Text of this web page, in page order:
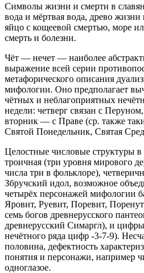
Символы жизни и смерти в
вода и мёртвая вода, древо жизни
яйцо с кощеевой смертью, море
смерть и болезни.
Чёт — нечет — наиболее
выражение всей серии
метафорического описания
мифологии. Оно предполагает
чётных и неблагоприятных
недели: четверг связан с
вторник — с Праве (ср. также
Святой Понедельник, Святая
Целостные числовые структуры
троичная (три уровня мирового
числа три в фольклоре),
Збручский идол, возможное
четырёх персонажей мифологии
Яровит, Руевит, Поревит,
семь богов древнерусского
древнерусский Симаргл), и
нечётного ряда цифр -3-7-9).
половина, дефектность
понятия и персонажи, например
одноглазое.